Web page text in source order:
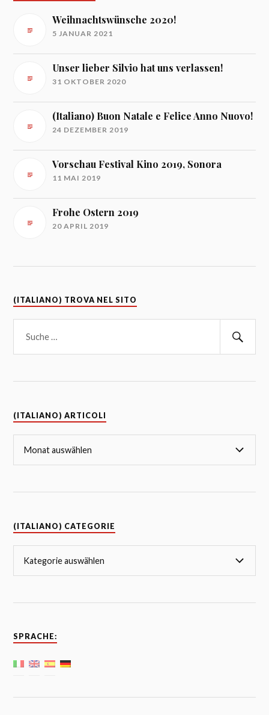
Weihnachtswünsche 2020!
5 JANUAR 2021
Unser lieber Silvio hat uns verlassen!
31 OKTOBER 2020
(Italiano) Buon Natale e Felice Anno Nuovo!
24 DEZEMBER 2019
Vorschau Festival Kino 2019, Sonora
11 MAI 2019
Frohe Ostern 2019
20 APRIL 2019
(ITALIANO) TROVA NEL SITO
(ITALIANO) ARTICOLI
(ITALIANO) CATEGORIE
SPRACHE: